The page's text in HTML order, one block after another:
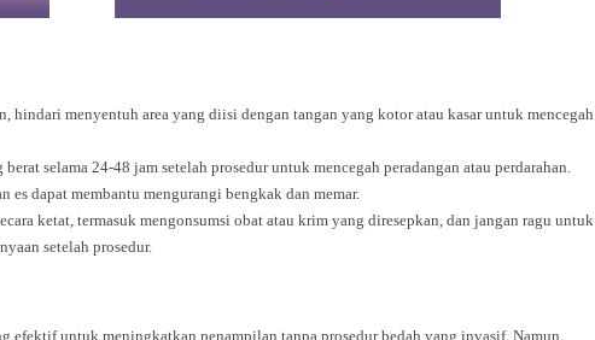
hindari menyentuh area yang diisi dengan tangan yang kotor atau kasar untuk mencegah
selama 24-48 jam setelah prosedur untuk mencegah peradangan atau perdarahan.
es dapat membantu mengurangi bengkak dan memar.
ketat, termasuk mengonsumsi obat atau krim yang diresepkan, dan jangan ragu untuk
setelah prosedur.
efektif untuk meningkatkan penampilan tanpa prosedur bedah yang invasif. Namun,